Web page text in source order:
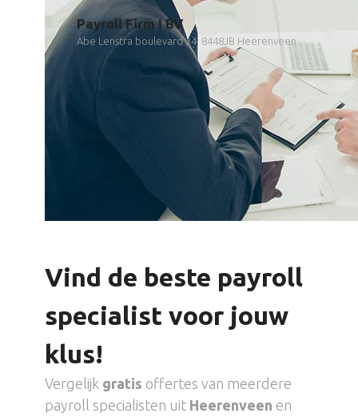
Payroll Firm I BV
Abe Lenstra boulevard 34, 8448JB Heerenveen
Vind de beste payroll
specialist voor jouw
klus!
Vergelijk gratis offertes van meerdere
payroll specialisten uit Heerenveen en